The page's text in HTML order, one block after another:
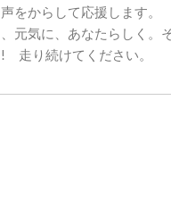
をからして応援します。
元気に、あなたらしく。
! 走り続けてください。